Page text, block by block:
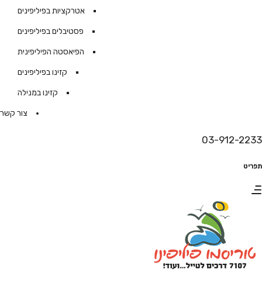
אטרקציות בפיליפינים
פסטיבלים בפיליפינים
הפיאסטה הפיליפינית
קזינו בפיליפינים
קזינו במנילה
צור קשר
03-912-2233
תפריט